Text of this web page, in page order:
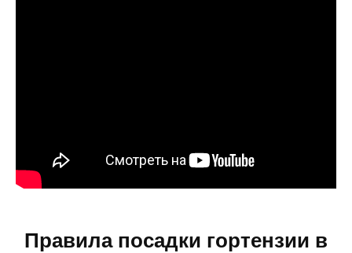
Правила посадки гортензии в